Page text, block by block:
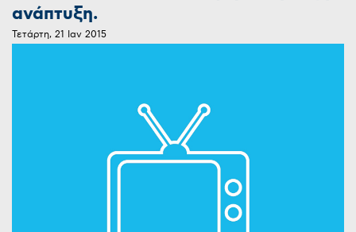
ανάπτυξη.
Τετάρτη, 21 Ιαν 2015